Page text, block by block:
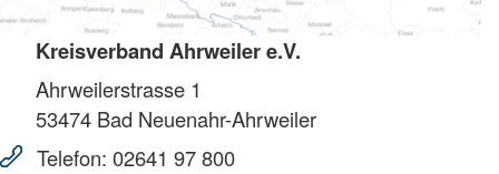
Kreisverband Ahrweiler e.V.
Ahrweilerstrasse 1
53474 Bad Neuenahr-Ahrweiler
Telefon: 02641 97 800